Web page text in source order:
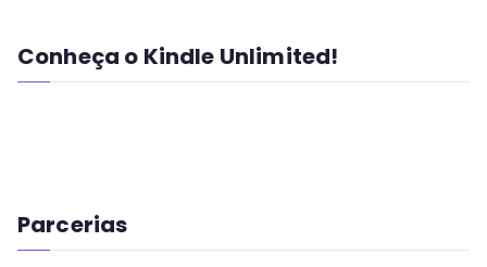
Conheça o Kindle Unlimited!
Parcerias